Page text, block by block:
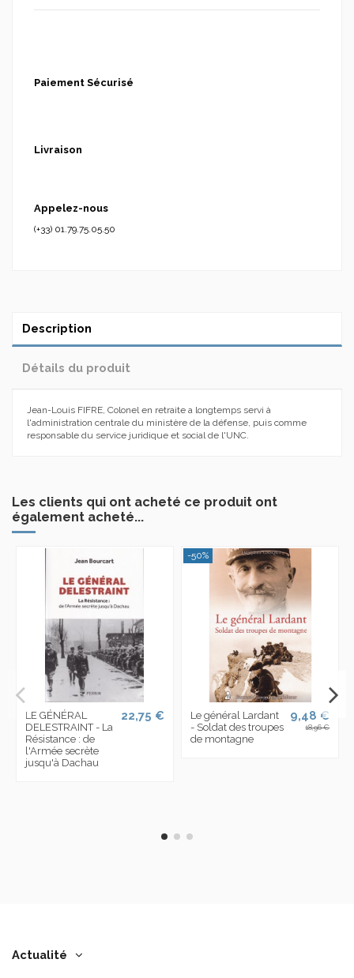
Paiement Sécurisé
Livraison
Appelez-nous
(+33) 01.79.75.05.50
Description
Détails du produit
Jean-Louis FIFRE, Colonel en retraite a longtemps servi à
l'administration centrale du ministère de la défense, puis comme
responsable du service juridique et social de l'UNC.
Les clients qui ont acheté ce produit ont
également acheté...
LE GÉNÉRAL
DELESTRAINT - La
Résistance : de
l'Armée secrète
jusqu'à Dachau
22,75 €
-50%
Le général Lardant
- Soldat des troupes
de montagne
9,48 €
18,96 €
Actualité